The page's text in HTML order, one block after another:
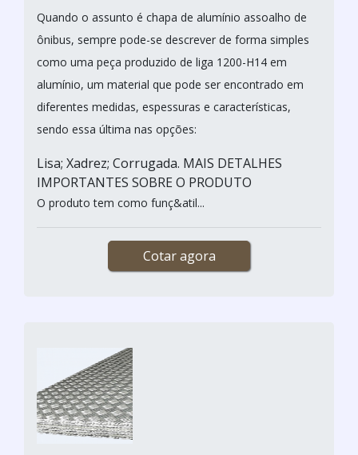
Quando o assunto é chapa de alumínio assoalho de
ônibus, sempre pode-se descrever de forma simples
como uma peça produzido de liga 1200-H14 em
alumínio, um material que pode ser encontrado em
diferentes medidas, espessuras e características,
sendo essa última nas opções:
Lisa; Xadrez; Corrugada. MAIS DETALHES
IMPORTANTES SOBRE O PRODUTO
O produto tem como funç&atil...
Cotar agora